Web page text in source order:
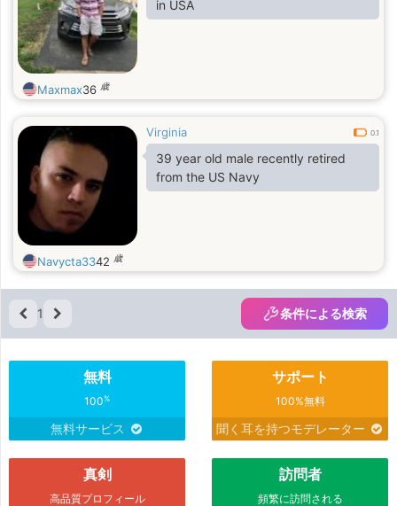
in USA
Maxmax36 歳
Virginia 0.1
39 year old male recently retired
from the US Navy
Navycta3342 歳
1 条件による検索
無料
100%
無料サービス
サポート
100%無料
聞く耳を持つモデレーター
真剣
高品質プロフィール
訪問者
頻繁に訪問される